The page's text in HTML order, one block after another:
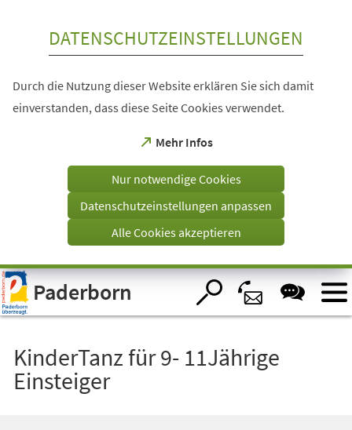
Visuelle
Assistenzsoftware
öffnen.
DATENSCHUTZEINSTELLUNGEN
Durch die Nutzung dieser Website erklären Sie sich damit
einverstanden, dass diese Seite Cookies verwendet.
Mehr Infos
(Öffnet
einem
Tab)
Nur notwendige Cookies
Datenschutzeinstellungen anpassen
Alle Cookies akzeptieren
Paderborn
KinderTanz für 9- 11Jährige
Einsteiger